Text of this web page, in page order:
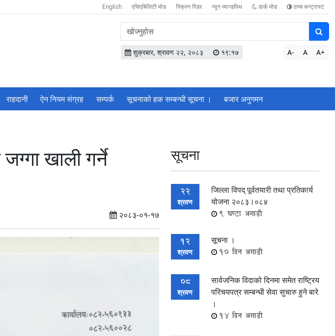
English एसिएबिलिटी मोड स्क्रिन रिडर न्यून व्यान्डविथ डार्क मोड उच्च कन्ट्रास्ट
वेबसाइटमा
सामग्री
खोज्नुहोस
शुक्रबार, श्रावण २२, २०८३ १९:१७ A- A A+
राहदानी ऐन नियम संग्रह सम्पर्क सूचनाको हक सम्बन्धी सूचना । बजार अनुगमन
खाली गर्ने
२०८३-०१-१७
सूचना
22
श्रवण
जिल्ला विपद् पूर्वतयारी तथा प्रतिकार्य
योजना २०८३।०८४
9 घण्टा अगाडी
12
श्रवण
सूचना ।
10 दिन अगाडी
08
श्रवण
सार्वजनिक विदाको दिनमा समेत राष्ट्रिय
परिचयपत्र सम्बन्धी सेवा सुचारु हुने बारे
।
14 दिन अगाडी